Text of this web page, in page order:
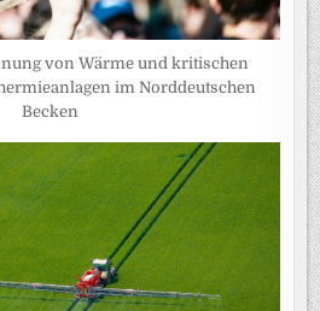
von Wärme und kritischen
im Norddeutschen
Becken